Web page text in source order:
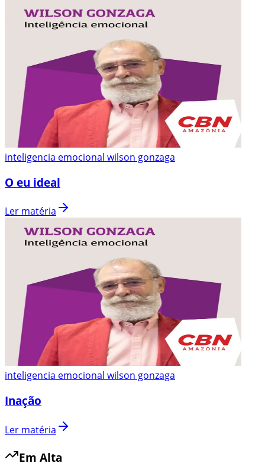
inteligencia emocional wilson gonzaga
O eu ideal
Ler matéria
inteligencia emocional wilson gonzaga
Inação
Ler matéria
Em Alta